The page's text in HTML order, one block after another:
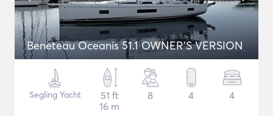
Beneteau Oceanis 51.1 OWNER'S VERSION
Segling Yacht
51 ft
16 m
8 4 4